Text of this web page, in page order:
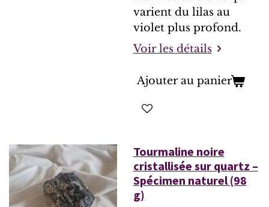
varient du lilas au
violet plus profond.
Voir les détails
Ajouter au panier
Tourmaline noire
cristallisée sur quartz –
Spécimen naturel (98
g)